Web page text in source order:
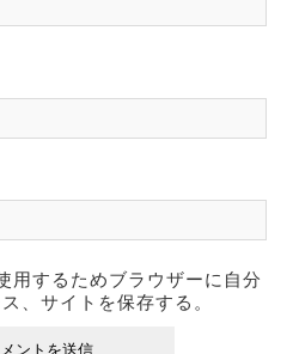
用するためブラウザーに自分
、サイトを保存する。